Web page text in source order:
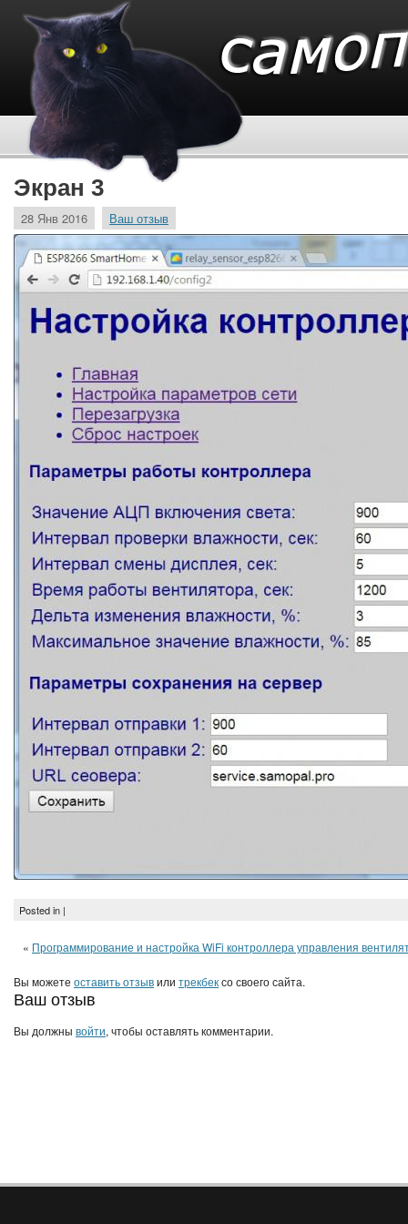
Экран 3
28 Янв 2016 Ваш отзыв
Posted in |
« Программирование и настройка WiFi контроллера управления
Вы можете оставить отзывили трекбексо своего сайта.
Ваш отзыв
Вы должны войти, чтобы оставлять комментарии.